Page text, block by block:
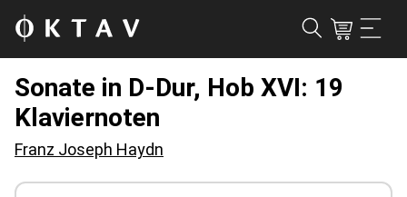
Sonate in D-Dur, Hob XVI: 19
Klaviernoten
Franz Joseph Haydn